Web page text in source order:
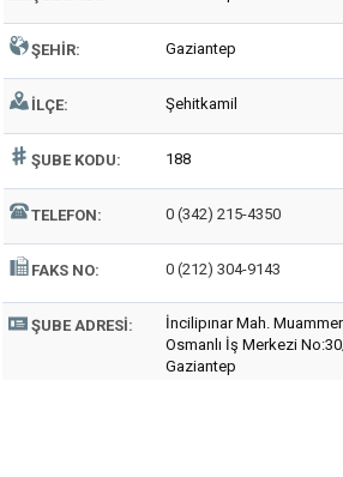
ŞEHIR: Gaziantep
İLÇE: Şehitkamil
ŞUBE KODU: 188
TELEFON: 0 (342) 215-4350
FAKS NO: 0 (212) 304-9143
ŞUBE ADRESI:
İncilipınar Mah.
Osmanlı İş Merkezi
Gaziantep